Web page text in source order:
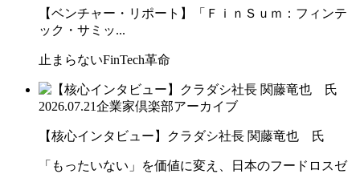
【ベンチャー・リポート】「ＦｉｎＳｕｍ：フィンテ
ック・サミッ...
止まらないFinTech革命
2026.07.21企業家倶楽部アーカイブ
【核心インタビュー】クラダシ社長 関藤竜也 氏
「もったいない」を価値に変え、日本のフードロスゼ